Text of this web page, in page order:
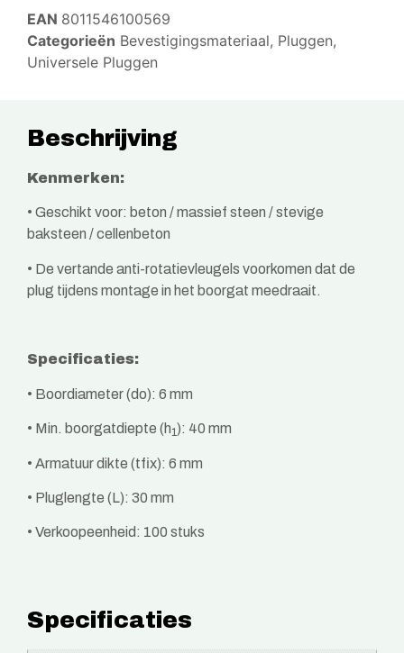
EAN 8011546100569
Categorieën Bevestigingsmateriaal, Pluggen,
Universele Pluggen
Beschrijving
Kenmerken:
• Geschikt voor: beton / massief steen / stevige
baksteen / cellenbeton
• De vertande anti-rotatievleugels voorkomen dat de
plug tijdens montage in het boorgat meedraait.
Specificaties:
• Boordiameter (do): 6 mm
• Min. boorgatdiepte (h1): 40 mm
• Armatuur dikte (tfix): 6 mm
• Pluglengte (L): 30 mm
• Verkoopeenheid: 100 stuks
Specificaties